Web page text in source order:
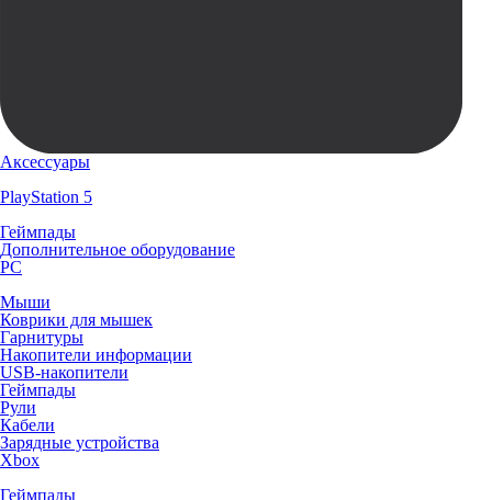
Аксессуары
PlayStation 5
Геймпады
Дополнительное оборудование
PC
Мыши
Коврики для мышек
Гарнитуры
Накопители информации
USB-накопители
Геймпады
Рули
Кабели
Зарядные устройства
Xbox
Геймпады